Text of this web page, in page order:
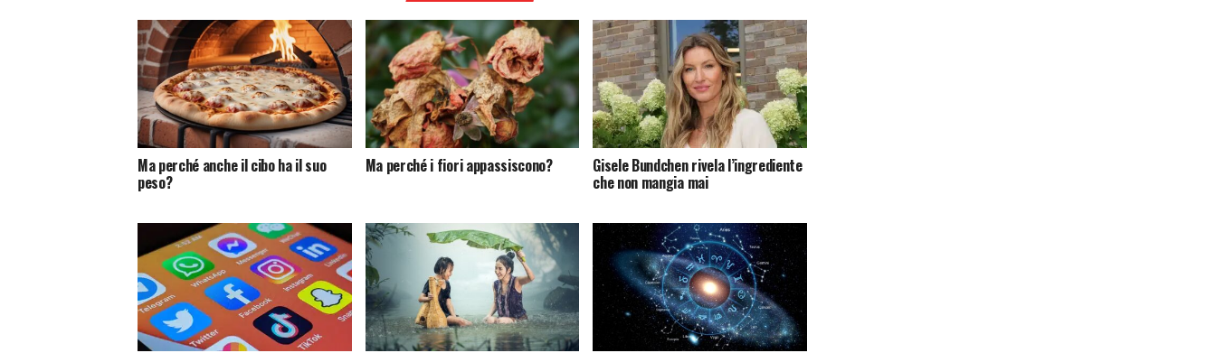
Ma perché anche il cibo ha il suo
peso?
Ma perché i fiori appassiscono? Gisele Bundchen rivela l’ingrediente
che non mangia mai